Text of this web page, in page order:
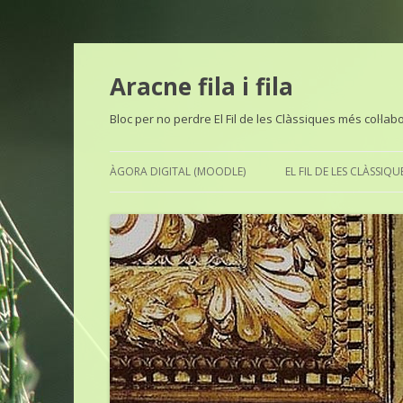
Aracne fila i fila
Bloc per no perdre El Fil de les Clàssiques més
ÀGORA DIGITAL (MOODLE) EL FIL DE LES